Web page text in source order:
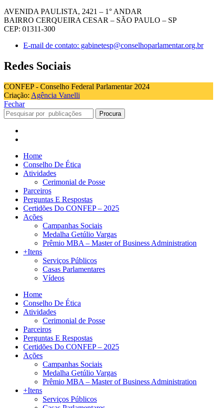
AVENIDA PAULISTA, 2421 – 1° ANDAR
BAIRRO CERQUEIRA CESAR – SÃO PAULO – SP
CEP: 01311-300
E-mail de contato: gabinetesp@conselhoparlamentar.org.br
Redes Sociais
CONFEP - Conselho Federal Parlamentar 2024
Criação: Agência Vanelli
Fechar
Procura
Home
Conselho De Ética
Atividades
Cerimonial de Posse
Parceiros
Perguntas E Respostas
Certidões Do CONFEP – 2025
Ações
Campanhas Sociais
Medalha Getúlio Vargas
Prêmio MBA – Master of Business Administration
+Itens
Serviços Públicos
Casas Parlamentares
Vídeos
Home
Conselho De Ética
Atividades
Cerimonial de Posse
Parceiros
Perguntas E Respostas
Certidões Do CONFEP – 2025
Ações
Campanhas Sociais
Medalha Getúlio Vargas
Prêmio MBA – Master of Business Administration
+Itens
Serviços Públicos